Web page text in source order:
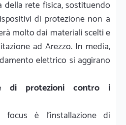
della rete fisica, sostituendo
di protezione non a
molto dai materiali scelti e
ad Arezzo. In media,
elettrico si aggirano
di protezioni contro i
è l'installazione di